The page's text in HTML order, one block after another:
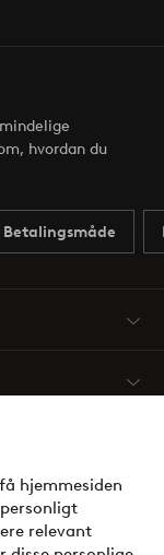
hjemmesiden
relevant
hvordan du
Betalingsmåde